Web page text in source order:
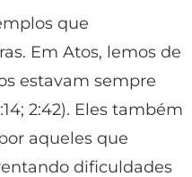
que
Em Atos, lemos de
estavam sempre
2:42). Eles também
aqueles que
dificuldades